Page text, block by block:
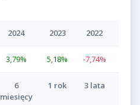
2024 2023 2022
3,79% 5,18% -7,74%
6
miesięcy
1 rok 3 lata